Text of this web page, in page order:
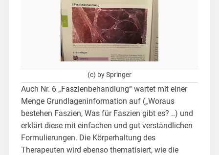
(c) by Springer
Auch Nr. 6 „Faszienbehandlung“ wartet mit einer
Menge Grundlageninformation auf („Woraus
bestehen Faszien, Was für Faszien gibt es? ..) und
erklärt diese mit einfachen und gut verständlichen
Formulierungen. Die Körperhaltung des
Therapeuten wird ebenso thematisiert, wie die